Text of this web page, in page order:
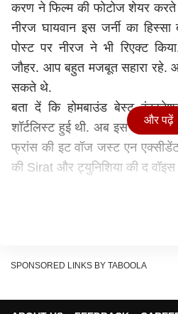
करण ने फिल्म की फोटोज शेयर करते
नीरज घायवान इस जर्नी का
पोस्ट पर नीरज ने भी रिएक्ट
जौहर. आप बहुत मजबूत सहारा रहे.
सकते थे.
बता दें कि होमबाउंड बेस्ट
शॉर्टलिस्ट हुई थी. अब इस कैटेगरी
फ्रांस की इट वॉज जस्ट एन
की Sirat और ट्युनिशिया की द
और पढ़ें
SPONSORED LINKS BY TABOOLA